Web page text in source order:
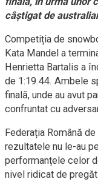
câștigat de
Competiția de
Kata Mandel a
Henrietta Bartalis a
de 1:19.44. Ambele
finală, unde au avut
confruntat cu
Federația Română
rezultatele nu le-au
performanțele celor
nivel ridicat de